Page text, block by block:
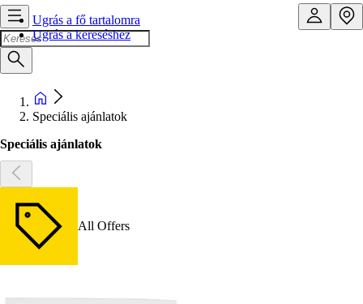
Ugrás a fő tartalomra
Ugrás a kereséshez
Speciális ajánlatok
Speciális ajánlatok
All Offers